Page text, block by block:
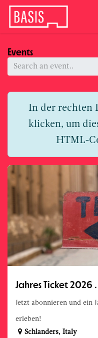
Skip to Content
Events
In der rechten
klicken, um
HTML-
Jahres Ticket 2026
Jetzt abonnieren und
erleben!
Schlanders, Italy